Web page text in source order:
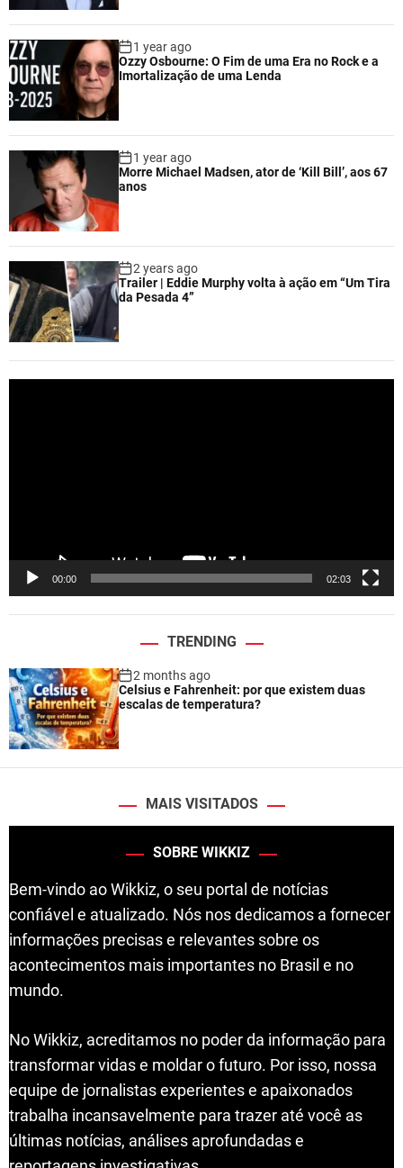
1 year ago
Ozzy Osbourne: O Fim de uma Era no Rock e a
Imortalização de uma Lenda
1 year ago
Morre Michael Madsen, ator de ‘Kill Bill’, aos 67
anos
2 years ago
Trailer | Eddie Murphy volta à ação em “Um Tira
da Pesada 4”
00:00 02:03
TRENDING
2 months ago
Celsius e Fahrenheit: por que existem duas
escalas de temperatura?
MAIS VISITADOS
SOBRE WIKKIZ
Bem-vindo ao Wikkiz, o seu portal de notícias
confiável e atualizado. Nós nos dedicamos a fornecer
informações precisas e relevantes sobre os
acontecimentos mais importantes no Brasil e no
mundo.
No Wikkiz, acreditamos no poder da informação para
transformar vidas e moldar o futuro. Por isso, nossa
equipe de jornalistas experientes e apaixonados
trabalha incansavelmente para trazer até você as
últimas notícias, análises aprofundadas e